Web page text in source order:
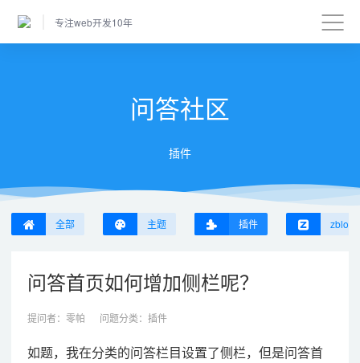
专注web开发10年
问答社区
插件
全部 主题 插件 zblog
问答首页如何增加侧栏呢？
提问者： 零帕 问题分类： 插件
如题，我在分类的问答栏目设置了侧栏，但是问答首